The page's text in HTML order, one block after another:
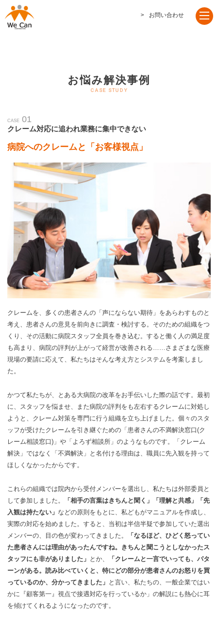
お問い合わせ
お悩み解決事例
CASE 01
クレーム対応に追われ業務に集中できない
病院へのクレームと「お客様視点」
クレームを、多くの患者さんの「声にならない期待」をあらわすものと
考え、患者さんの意見を前向きに調査・検討する。そのための組織をつ
くり、その活動に病院スタッフ全員を巻き込む。すると働く人の満足度
も高まり、病院の評判が上がって経営が改善される……さまざまな医療
現場の要請に応えて、私たちはそんな考え方とシステムを考案しまし
た。
かつて私たちが、とある大病院の改革をお手伝いした際の話です。最初
に、スタッフを悩ませ、また病院の評判をも左右するクレームに対処し
ようと、クレーム対策を専門に行う組織を立ち上げました。個々のスタ
ッフが受けたクレームを引き継ぐための「患者さんの不満解決窓口(ク
レーム相談窓口)」や「よろず相談所」のようなものです。「クレーム
解決」ではなく「不満解決」と名付ける理由は、職員に先入観を持って
ほしくなかったからです。
これらの組織では院内から受付メンバーを選出し、私たちは外部委員と
して参加しました。
「相手の言葉はきちんと聞く」「理解と共感」「先
入観は持たない」 などの原則をもとに、私どもがマニュアルを作成し、
実際の対応を始めました。すると、当初は半信半疑で参加していた選出
メンバーの、目の色が変わってきました。
「なるほど、ひどく怒ってい
た患者さんには理由があったんですね。きちんと聞こうとしなかったス
タッフにも非がありました」 とか、
「クレームと一言でいっても、パタ
ーンがある。読み比べていくと、特にどの部分が患者さんのお怒りを買
っているのか、分かってきました」 と言い、私たちの、一般企業ではい
かに『顧客第一』視点で接遇対応を行っているか」の解説にも熱心に耳
を傾けてくれるようになったのです。